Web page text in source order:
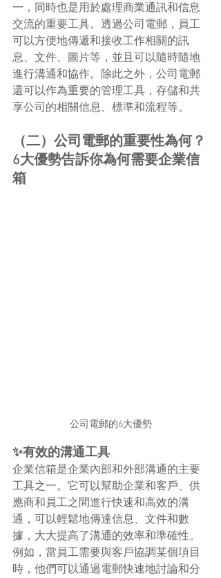
一，同時也是用於處理商業通訊和信息
交流的重要工具。透過公司電郵，員工
可以方便地傳遞和接收工作相關的訊
息、文件、圖片等，並且可以隨時隨地
進行溝通和協作。除此之外，公司電郵
還可以作為重要的管理工具，存儲和共
享公司的相關信息、標準和流程等。
（二）公司電郵的重要性為何？
6大優勢告訴你為何需要企業信
箱
公司電郵的6大優勢
✨有效的溝通工具
企業信箱是企業內部和外部溝通的主要
工具之一。它可以幫助企業和客戶、供
應商和員工之間進行快速和高效的溝
通，可以輕鬆地傳達信息、文件和數
據，大大提高了溝通的效率和準確性。
例如，當員工需要與客戶協調某個項目
時，他們可以通過電郵快速地討論和分